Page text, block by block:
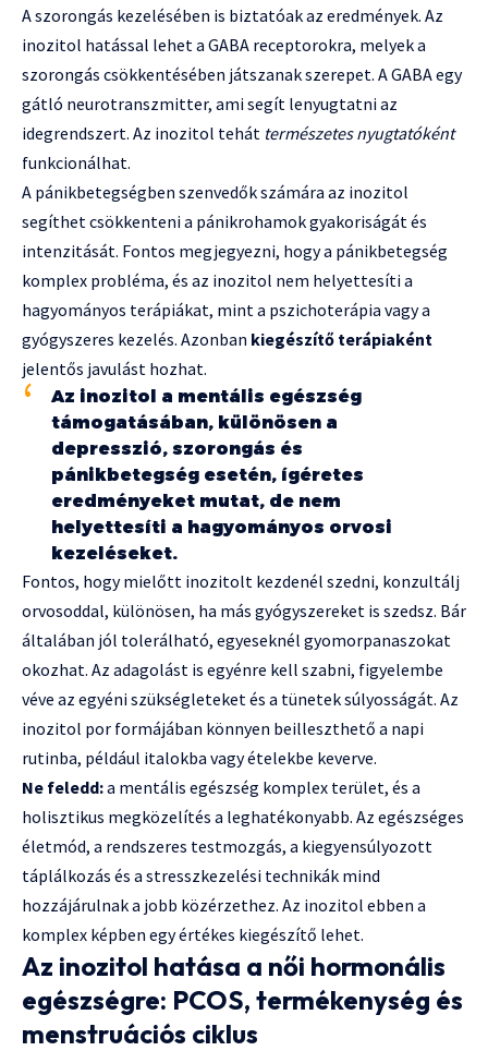
A szorongás kezelésében is biztatóak az eredmények. Az
inozitol hatással lehet a GABA receptorokra, melyek a
szorongás csökkentésében játszanak szerepet. A GABA egy
gátló neurotranszmitter, ami segít lenyugtatni az
idegrendszert. Az inozitol tehát természetes nyugtatóként
funkcionálhat.
A pánikbetegségben szenvedők számára az inozitol
segíthet csökkenteni a pánikrohamok gyakoriságát és
intenzitását. Fontos megjegyezni, hogy a pánikbetegség
komplex probléma, és az inozitol nem helyettesíti a
hagyományos terápiákat, mint a pszichoterápia vagy a
gyógyszeres kezelés. Azonban kiegészítő terápiaként
jelentős javulást hozhat.
Az inozitol a mentális egészség
támogatásában, különösen a
depresszió, szorongás és
pánikbetegség esetén, ígéretes
eredményeket mutat, de nem
helyettesíti a hagyományos orvosi
kezeléseket.
Fontos, hogy mielőtt inozitolt kezdenél szedni, konzultálj
orvosoddal, különösen, ha más gyógyszereket is szedsz. Bár
általában jól tolerálható, egyeseknél gyomorpanaszokat
okozhat. Az adagolást is egyénre kell szabni, figyelembe
véve az egyéni szükségleteket és a tünetek súlyosságát. Az
inozitol por formájában könnyen beilleszthető a napi
rutinba, például italokba vagy ételekbe keverve.
Ne feledd:a mentális egészség komplex terület, és a
holisztikus megközelítés a leghatékonyabb. Az egészséges
életmód, a rendszeres testmozgás, a kiegyensúlyozott
táplálkozás és a stresszkezelési technikák mind
hozzájárulnak a jobb közérzethez. Az inozitol ebben a
komplex képben egy értékes kiegészítő lehet.
Az inozitol hatása a női hormonális
egészségre: PCOS, termékenység és
menstruációs ciklus